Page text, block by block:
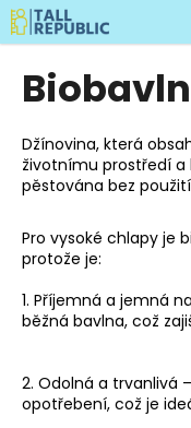
Přejít
na
obsah
Džínovina, která
životnímu prostředí a
pěstována bez
Pro vysoké chlapy je
protože je:
1. Příjemná a jemná
běžná bavlna, což
2. Odolná a trvanlivá
opotřebení, což je
K
o
o
p
o
t
ř
e
b
j
e